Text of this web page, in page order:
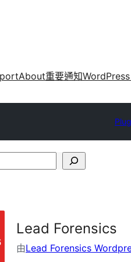
About重要通知
Lead Forensics
由Lead Forensics